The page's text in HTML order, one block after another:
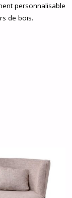
personnalisable
de bois.